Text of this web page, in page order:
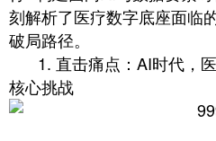
刻解析了医疗数字底座面临
破局路径。
1. 直击痛点：AI时代，
核心挑战